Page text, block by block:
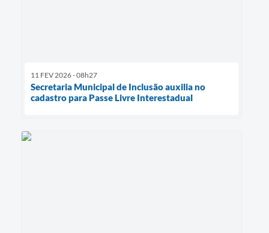
11 FEV 2026 - 08h27
Secretaria Municipal de Inclusão auxilia no
cadastro para Passe Livre Interestadual